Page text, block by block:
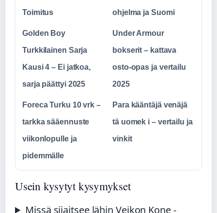
Toimitus ohjelma ja Suomi
Golden Boy
Turkkilainen Sarja
Kausi 4 – Ei jatkoa,
sarja päättyi 2025
Under Armour
bokserit – kattava
osto-opas ja vertailu
2025
Foreca Turku 10 vrk –
tarkka sääennuste
viikonlopulle ja
pidemmälle
Para kääntäjä venäjä
tä uomek i – vertailu ja
vinkit
Usein kysytyt kysymykset
Missä sijaitsee lähin Veikon Kone -